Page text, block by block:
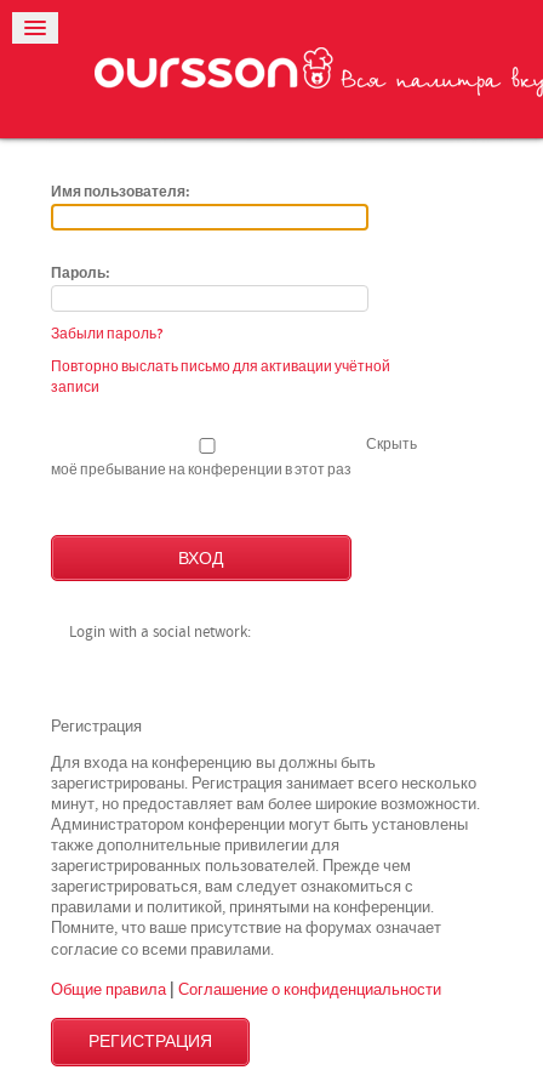
Имя пользователя:
Пароль:
Забыли пароль?
Повторно выслать письмо для активации учётной
записи
Скрыть
моё пребывание на конференции в этот раз
Login with a social network:
Регистрация
Для входа на конференцию вы должны быть
зарегистрированы. Регистрация занимает всего несколько
минут, но предоставляет вам более широкие возможности.
Администратором конференции могут быть установлены
также дополнительные привилегии для
зарегистрированных пользователей. Прежде чем
зарегистрироваться, вам следует ознакомиться с
правилами и политикой, принятыми на конференции.
Помните, что ваше присутствие на форумах означает
согласие со всемиправилами.
Общие правила| Соглашение о конфиденциальности
РЕГИСТРАЦИЯ